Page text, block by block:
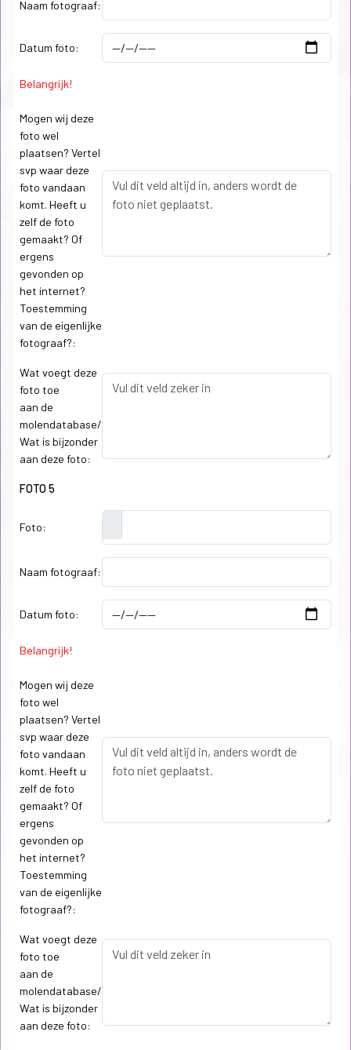
Naam fotograaf:
Datum foto:
Belangrijk!
Mogen wij deze
foto wel
plaatsen? Vertel
svp waar deze
foto vandaan
komt. Heeft u
zelf de foto
gemaakt? Of
ergens
gevonden op
het internet?
Toestemming
van de eigenlijke
fotograaf?:
Wat voegt deze
foto toe
aan de
molendatabase/
Wat is bijzonder
aan deze foto:
FOTO 5
Foto:
Naam fotograaf:
Datum foto:
Belangrijk!
Mogen wij deze
foto wel
plaatsen? Vertel
svp waar deze
foto vandaan
komt. Heeft u
zelf de foto
gemaakt? Of
ergens
gevonden op
het internet?
Toestemming
van de eigenlijke
fotograaf?:
Wat voegt deze
foto toe
aan de
molendatabase/
Wat is bijzonder
aan deze foto: